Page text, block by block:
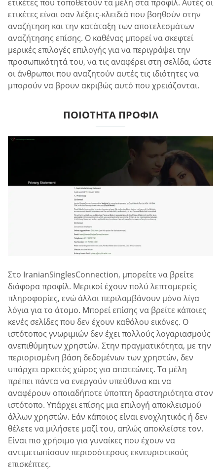
ετικέτες που τοποθετούν τα μέλη στα προφίλ. Αυτές οι
ετικέτες είναι σαν λέξεις-κλειδιά που βοηθούν στην
αναζήτηση και την κατάταξη των αποτελεσμάτων
αναζήτησης επίσης. Ο καθένας μπορεί να σκεφτεί
μερικές επιλογές επιλογής για να περιγράψει την
προσωπικότητά του, να τις αναφέρει στη σελίδα, ώστε
οι άνθρωποι που αναζητούν αυτές τις ιδιότητες να
μπορούν να βρουν ακριβώς αυτό που χρειάζονται.
ΠΟΙΌΤΗΤΑ ΠΡΟΦΊΛ
Στο IranianSinglesConnection, μπορείτε να βρείτε
διάφορα προφίλ. Μερικοί έχουν πολύ λεπτομερείς
πληροφορίες, ενώ άλλοι περιλαμβάνουν μόνο λίγα
λόγια για το άτομο. Μπορεί επίσης να βρείτε κάποιες
κενές σελίδες που δεν έχουν καθόλου εικόνες. Ο
ιστότοπος γνωριμιών δεν έχει πολλούς λογαριασμούς
ανεπιθύμητων χρηστών. Στην πραγματικότητα, με την
περιορισμένη βάση δεδομένων των χρηστών, δεν
υπάρχει αρκετός χώρος για απατεώνες. Τα μέλη
πρέπει πάντα να ενεργούν υπεύθυνα και να
αναφέρουν οποιαδήποτε ύποπτη δραστηριότητα στον
ιστότοπο. Υπάρχει επίσης μια επιλογή αποκλεισμού
άλλων χρηστών. Εάν κάποιος είναι ενοχλητικός ή δεν
θέλετε να μιλήσετε μαζί του, απλώς αποκλείστε τον.
Είναι πιο χρήσιμο για γυναίκες που έχουν να
αντιμετωπίσουν περισσότερους εκνευριστικούς
επισκέπτες.